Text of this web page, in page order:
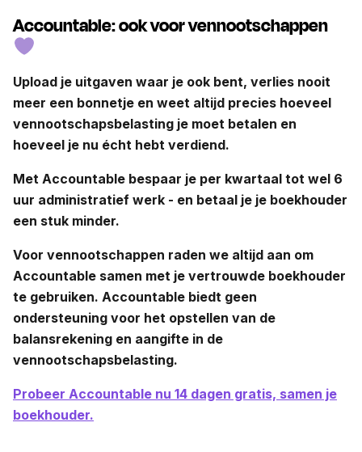
Accountable: ook voor vennootschappen
Upload je uitgaven waar je ook bent, verlies nooit
meer een bonnetje en weet altijd precies hoeveel
vennootschapsbelasting je moet betalen en
hoeveel je nu écht hebt verdiend.
Met Accountable bespaar je per kwartaal tot wel 6
uur administratief werk - en betaal je je boekhouder
een stuk minder.
Voor vennootschappen raden we altijd aan om
Accountable samen met je vertrouwde boekhouder
te gebruiken. Accountable biedt geen
ondersteuning voor het opstellen van de
balansrekening en aangifte in de
vennootschapsbelasting.
Probeer Accountable nu 14 dagen gratis, samen je
boekhouder.